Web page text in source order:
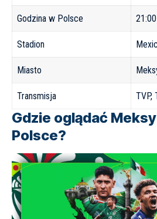
Godzina w Polsce 21:00
Stadion
Miasto
Transmisja TVP,
Gdzie oglądać
Polsce?